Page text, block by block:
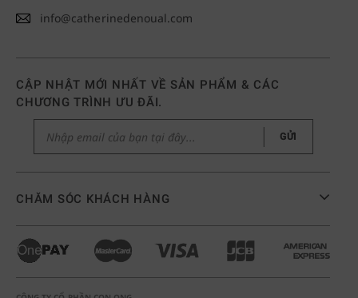
info@catherinedenoual.com
CHĂM SÓC KHÁCH HÀNG
CẬP NHẬT MỚI NHẤT VỀ SẢN PHẨM & CÁC
CHƯƠNG TRÌNH ƯU ĐÃI.
GỬI